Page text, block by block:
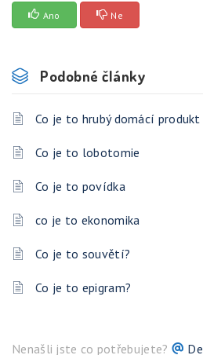
Ano Ne
Podobné články
Co je to hrubý domácí produkt
Co je to lobotomie
Co je to povídka
co je to ekonomika
Co je to souvětí?
Co je to epigram?
Nenašli jste co potřebujete?